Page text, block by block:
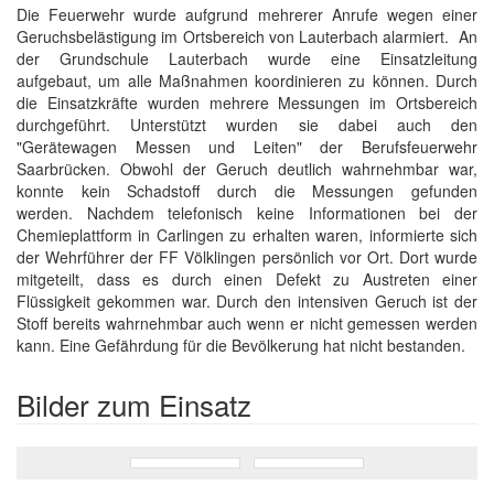
Die Feuerwehr wurde aufgrund mehrerer Anrufe wegen einer
Geruchsbelästigung im Ortsbereich von Lauterbach alarmiert. An
der Grundschule Lauterbach wurde eine Einsatzleitung
aufgebaut, um alle Maßnahmen koordinieren zu können. Durch
die Einsatzkräfte wurden mehrere Messungen im Ortsbereich
durchgeführt. Unterstützt wurden sie dabei auch den
"Gerätewagen Messen und Leiten" der Berufsfeuerwehr
Saarbrücken. Obwohl der Geruch deutlich wahrnehmbar war,
konnte kein Schadstoff durch die Messungen gefunden
werden. Nachdem telefonisch keine Informationen bei der
Chemieplattform in Carlingen zu erhalten waren, informierte sich
der Wehrführer der FF Völklingen persönlich vor Ort. Dort wurde
mitgeteilt, dass es durch einen Defekt zu Austreten einer
Flüssigkeit gekommen war. Durch den intensiven Geruch ist der
Stoff bereits wahrnehmbar auch wenn er nicht gemessen werden
kann. Eine Gefährdung für die Bevölkerung hat nicht bestanden.
Bilder zum Einsatz